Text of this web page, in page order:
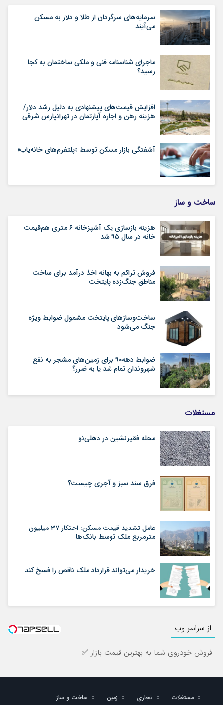
سرمایه‌های سرگردان از طلا و دلار به مسکن
می‌آیند
ماجرای شناسنامه‌ فنی و ملکی ساختمان به کجا
رسید؟
افزایش قیمت‌های پیشنهادی به دلیل رشد دلار/
هزینه رهن و اجاره آپارتمان در تهرانپارس شرقی
آشفتگی بازار مسکن توسط «پلتفرم‌های خانه‌یاب»
ساخت و ساز
هزینه بازسازی یک آشپزخانه ۶ متری هم‌قیمت
خانه در سال ۹۵ شد
فروش تراکم به بهانه اخذ درآمد برای ساخت
مناطق جنگ‌زده پایتخت
ساخت‌وسازهای پایتخت مشمول ضوابط ویژه
جنگ می‌شود
ضوابط دهه۹۰ برای زمین‌های مشجر به نفع
شهروندان تمام شد یا به ضرر؟
مستغلات
محله فقیرنشین در دهلی‏‌نو
فرق سند سبز و آجری چیست؟
عامل تشدید قیمت مسکن: احتکار ۳۷ میلیون
مترمربع ملک توسط بانک‌ها
خریدار می‌تواند قرارداد ملک ناقص را فسخ کند
از سراسر وب
فروش خودروی شما به بهترین قیمت بازار ✅
مستغلات تجاری زمین ساخت و ساز